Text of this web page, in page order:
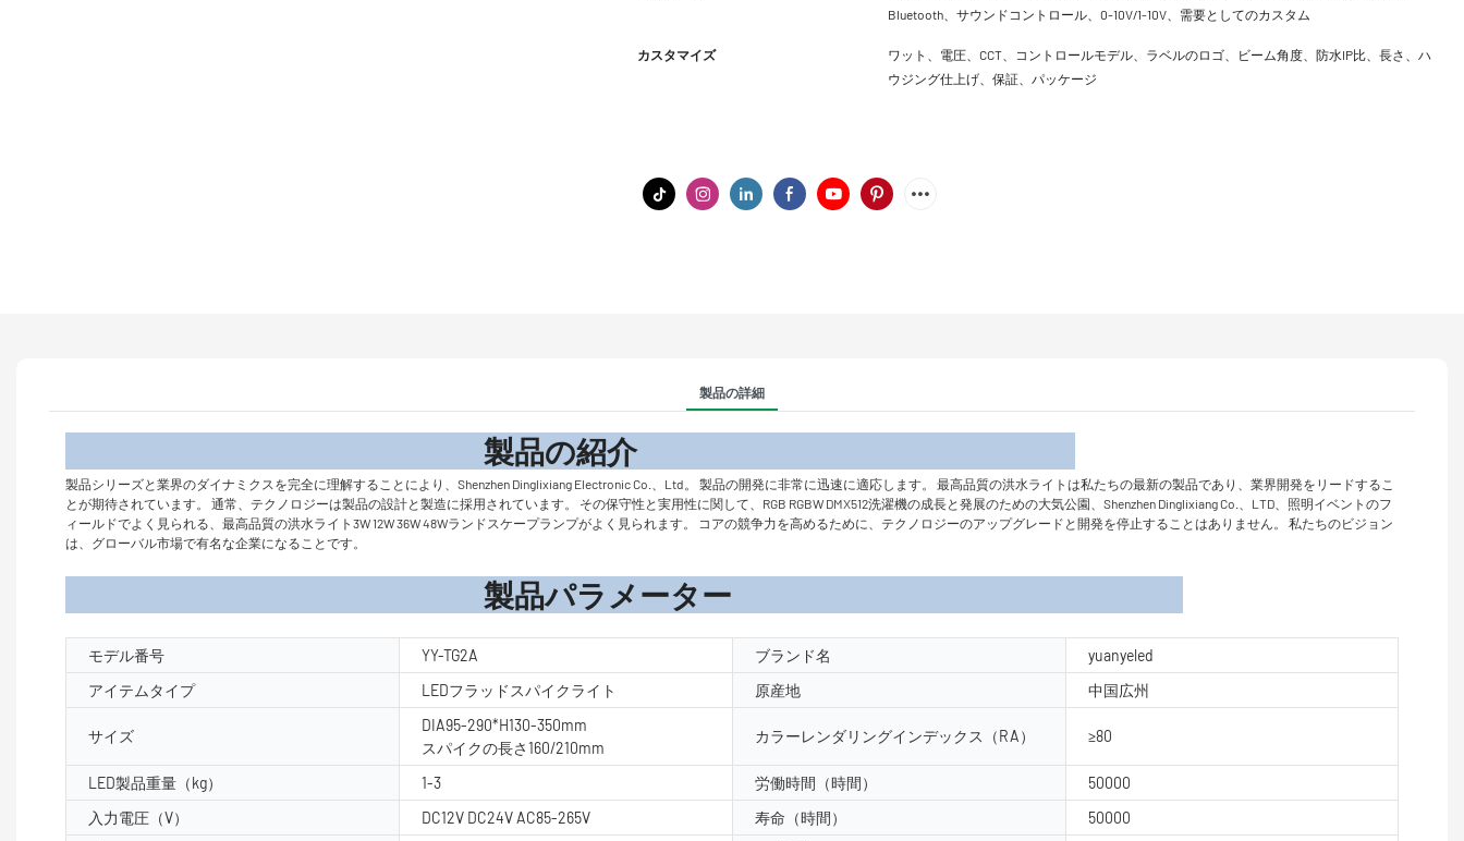
Bluetooth、サウンドコントロール、0-10V/1-10V、需要としてのカスタム
カスタマイズ
ワット、電圧、CCT、コントロールモデル、ラベルのロゴ、ビーム角度、防水IP比、長さ、ハ
ウジング仕上げ、保証、パッケージ
製品の詳細
製品の紹介
製品シリーズと業界のダイナミクスを完全に理解することにより、Shenzhen Dinglixiang Electronic Co.、Ltd。 製品の開発に非常に迅速に適応します。 最高品質の洪水ライトは私たちの最新の製品であり、業界開発をリードするこ
とが期待されています。 通常、テクノロジーは製品の設計と製造に採用されています。 その保守性と実用性に関して、RGB RGBW DMX512洗濯機の成長と発展のための大気公園、Shenzhen Dinglixiang Co.、LTD、照明イベントのフ
ィールドでよく見られる、最高品質の洪水ライト3W 12W 36W 48Wランドスケープランプがよく見られます。 コアの競争力を高めるために、テクノロジーのアップグレードと開発を停止することはありません。 私たちのビジョン
は、グローバル市場で有名な企業になることです。
製品パラメーター
モデル番号 YY-TG2A ブランド名
yuanyeled
アイテムタイプ
LEDフラッドスパイクライト 原産地 中国広州
サイズ
DIA95-290*H130-350mm
スパイクの長さ160/210mm
カラーレンダリングインデックス（RA） ≥80
LED製品重量（kg） 1-3 労働時間（時間）
50000
入力電圧（V）
DC12V DC24V AC85-265V 寿命（時間）
50000